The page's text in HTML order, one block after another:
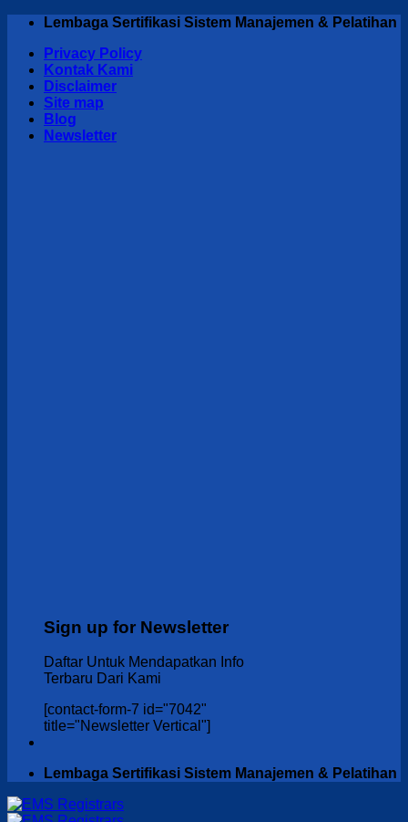
Skip
content
Lembaga Sertifikasi Sistem Manajemen & Pelatihan
Privacy Policy
Kontak Kami
Disclaimer
Site map
Blog
Newsletter
Sign up for Newsletter
Daftar Untuk Mendapatkan Info
Terbaru Dari Kami
[contact-form-7 id="7042"
title="Newsletter Vertical"]
Lembaga Sertifikasi Sistem Manajemen & Pelatihan